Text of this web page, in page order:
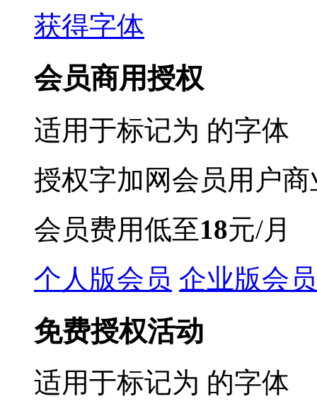
获得字体
会员商用授权
适用于标记为 的字体
授权字加网会员用户
会员费用低至18元/月
个人版会员 企业版会员
免费授权活动
适用于标记为 的字体